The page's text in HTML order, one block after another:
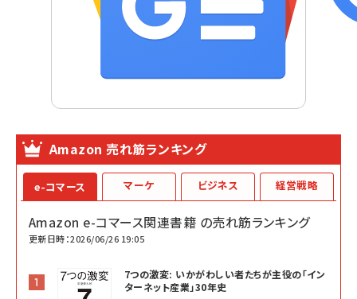
Amazon 売れ筋ランキング
e-コマース
Amazon e-コマース関連書籍 の売れ筋ランキング
更新日時：2026/06/26 19:05
7つの激変: いかがわしい者たちが主役の「イン
ターネット産業」30年史
マーケ ビジネス 経営戦略